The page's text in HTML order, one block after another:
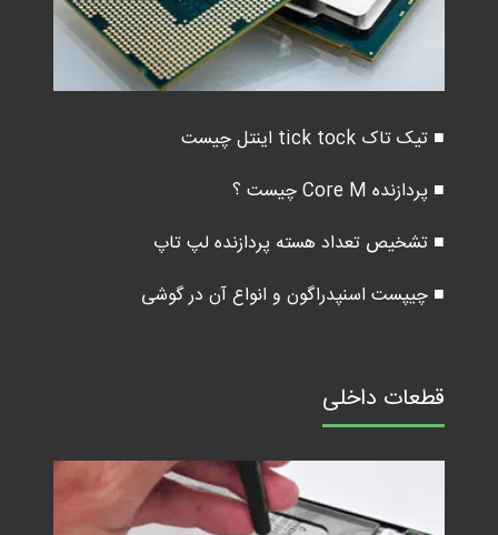
■ تیک تاک tick tock اینتل چیست
■ پردازنده Core M چیست ؟
■ تشخیص تعداد هسته پردازنده لپ تاپ
■ چیپست اسنپدراگون و انواع آن در گوشی
قطعات داخلی